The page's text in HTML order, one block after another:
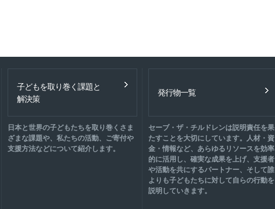
子どもを取り巻く課題と
解決策
日本と世界の子どもたちを取り巻くさま
ざまな課題や、私たちの活動、ご寄付や
支援方法などについて紹介します。
発行物一覧
セーブ・ザ・チルドレンは説明責任を果
たすことを大切にしています。人材・資
金・情報など、あらゆるリソースを効率
的に活用し、確実な成果を上げ、支援者
や活動を共にするパートナー、そして誰
よりも子どもたちに対して自らの行動を
説明していきます。